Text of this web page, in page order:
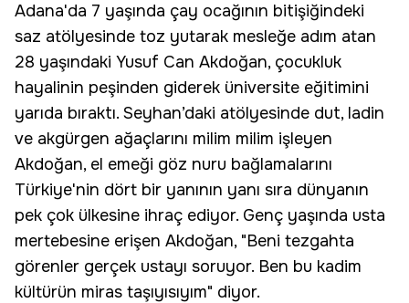
Adana'da 7 yaşında çay ocağının bitişiğindeki
saz atölyesinde toz yutarak mesleğe adım atan
28 yaşındaki Yusuf Can Akdoğan, çocukluk
hayalinin peşinden giderek üniversite eğitimini
yarıda bıraktı. Seyhan’daki atölyesinde dut, ladin
ve akgürgen ağaçlarını milim milim işleyen
Akdoğan, el emeği göz nuru bağlamalarını
Türkiye'nin dört bir yanının yanı sıra dünyanın
pek çok ülkesine ihraç ediyor. Genç yaşında usta
mertebesine erişen Akdoğan, "Beni tezgahta
görenler gerçek ustayı soruyor. Ben bu kadim
kültürün miras taşıyısıyım" diyor.